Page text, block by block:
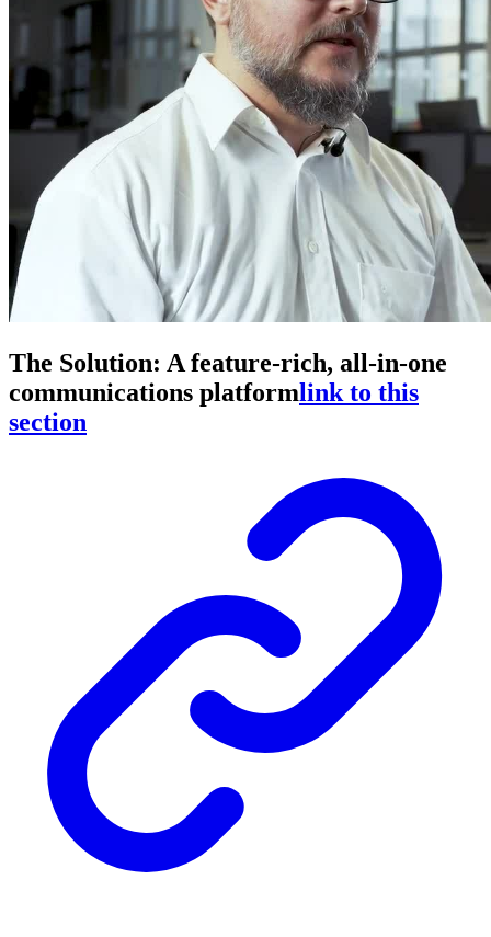
The Solution: A feature-rich, all-in-one
communications platformlink to this
section